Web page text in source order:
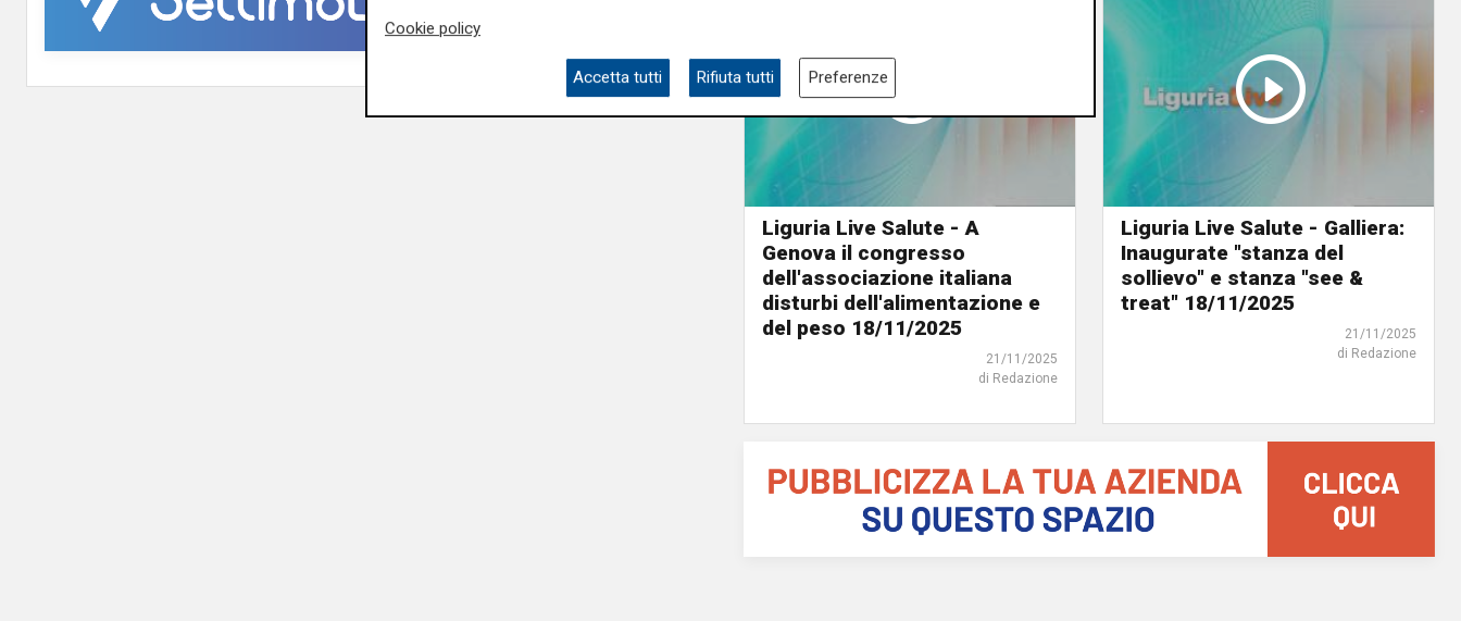
Liguria Live Salute - A
Genova il congresso
dell'associazione italiana
disturbi dell'alimentazione e
del peso 18/11/2025
21/11/2025
di Redazione
Liguria Live Salute - Galliera:
Inaugurate "stanza del
sollievo" e stanza "see &
treat" 18/11/2025
21/11/2025
di Redazione
Cookie policy
Accetta tutti Rifiuta tutti Preferenze